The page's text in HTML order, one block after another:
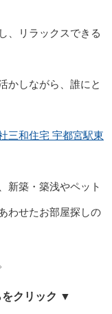
、リラックスできる
かしながら、誰にと
三和住宅 宇都宮駅東
新築・築浅やペット
わせたお部屋探しの
クリック ▼